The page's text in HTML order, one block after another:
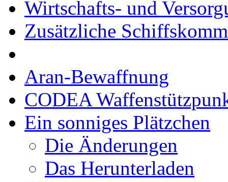
Wirtschafts- und
Zusätzliche
Aran-Bewaffnung
CODEA
Ein sonniges Plätzchen
Die Änderungen
Das Herunterladen